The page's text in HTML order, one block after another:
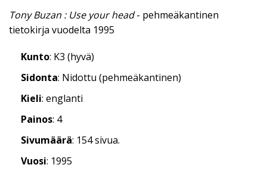
Tony Buzan : Use your head- pehmeäkantinen
tietokirja vuodelta 1995
Kunto: K3 (hyvä)
Sidonta: Nidottu (pehmeäkantinen)
Kieli: englanti
Painos: 4
Sivumäärä: 154 sivua.
Vuosi: 1995